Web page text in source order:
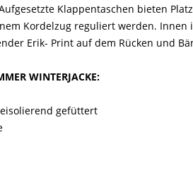
Klappentaschen bieten
Kordelzug reguliert werden.
Erik- Print auf dem Rücken und
WINTERJACKE:
gefüttert